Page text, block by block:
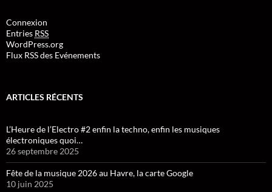
Connexion
Entries RSS
WordPress.org
Flux RSS des Evénements
ARTICLES RÉCENTS
L’Heure de l’Electro #2 enfin la techno, enfin les musiques
électroniques quoi…
26 septembre 2025
Fête de la musique 2026 au Havre, la carte Google
10 juin 2025